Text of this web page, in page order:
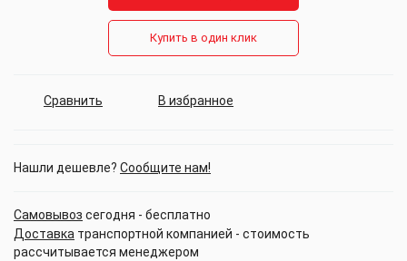
Купить в один клик
Сравнить В избранное
Нашли дешевле? Сообщите нам!
Самовывоз сегодня - бесплатно
Доставка транспортной компанией - стоимость
рассчитывается менеджером